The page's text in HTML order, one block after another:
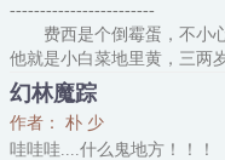
------------------------
费西是个倒霉蛋，不小心
他就是小白菜地里黄，三两
记，结果王子不王，是个泥
头疯狂甩对方嘴唇的关系突
己还倒霉，居然是被人害死
幻林魔踪
作者： 朴 少
哇哇哇....什么鬼地方！！！